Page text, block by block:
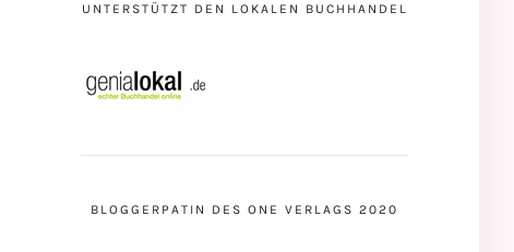
UNTERSTÜTZT DEN LOKALEN BUCHHANDEL
BLOGGERPATIN DES ONE VERLAGS 2020